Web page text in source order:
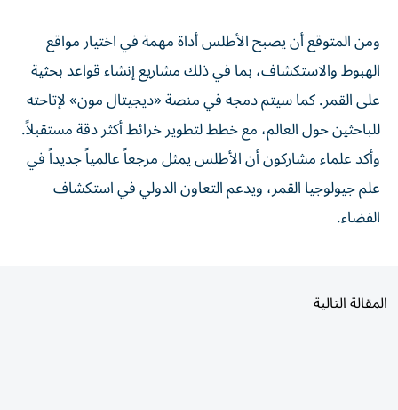
ومن المتوقع أن يصبح الأطلس أداة مهمة في اختيار مواقع
الهبوط والاستكشاف، بما في ذلك مشاريع إنشاء قواعد بحثية
على القمر. كما سيتم دمجه في منصة «ديجيتال مون» لإتاحته
للباحثين حول العالم، مع خطط لتطوير خرائط أكثر دقة مستقبلاً.
وأكد علماء مشاركون أن الأطلس يمثل مرجعاً عالمياً جديداً في
علم جيولوجيا القمر، ويدعم التعاون الدولي في استكشاف
الفضاء.
المقالة التالية